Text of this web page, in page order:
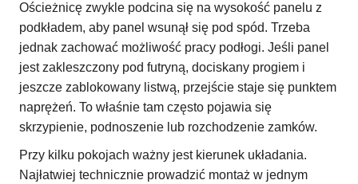
Ościeżnicę zwykle podcina się na wysokość panelu z
podkładem, aby panel wsunął się pod spód. Trzeba
jednak zachować możliwość pracy podłogi. Jeśli panel
jest zakleszczony pod futryną, dociskany progiem i
jeszcze zablokowany listwą, przejście staje się punktem
naprężeń. To właśnie tam często pojawia się
skrzypienie, podnoszenie lub rozchodzenie zamków.
Przy kilku pokojach ważny jest kierunek układania.
Najłatwiej technicznie prowadzić montaż w jednym